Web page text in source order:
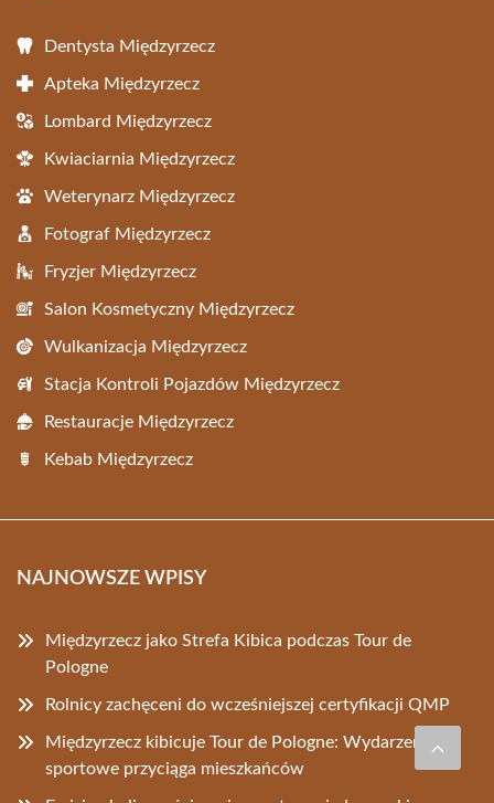
Dentysta Międzyrzecz
Apteka Międzyrzecz
Lombard Międzyrzecz
Kwiaciarnia Międzyrzecz
Weterynarz Międzyrzecz
Fotograf Międzyrzecz
Fryzjer Międzyrzecz
Salon Kosmetyczny Międzyrzecz
Wulkanizacja Międzyrzecz
Stacja Kontroli Pojazdów Międzyrzecz
Restauracje Międzyrzecz
Kebab Międzyrzecz
NAJNOWSZE WPISY
Międzyrzecz jako Strefa Kibica podczas Tour de
Pologne
Rolnicy zachęceni do wcześniejszej certyfikacji QMP
Międzyrzecz kibicuje Tour de Pologne: Wydarzenie
sportowe przyciąga mieszkańców